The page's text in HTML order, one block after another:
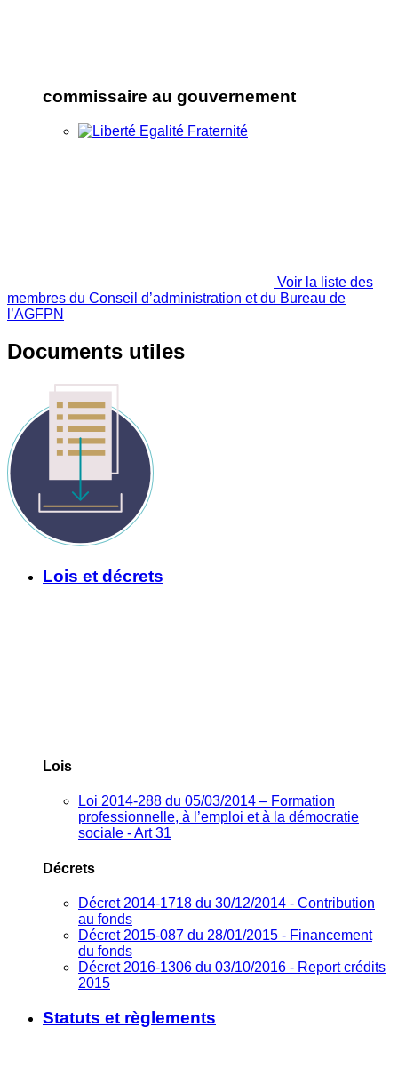
commissaire au gouvernement
Voir la liste des
membres du Conseil d’administration et du Bureau de
l’AGFPN
Documents utiles
Lois et décrets
Lois
Loi 2014-288 du 05/03/2014 – Formation
professionnelle, à l’emploi et à la démocratie
sociale - Art 31
Décrets
Décret 2014-1718 du 30/12/2014 - Contribution
au fonds
Décret 2015-087 du 28/01/2015 - Financement
du fonds
Décret 2016-1306 du 03/10/2016 - Report crédits
2015
Statuts et règlements